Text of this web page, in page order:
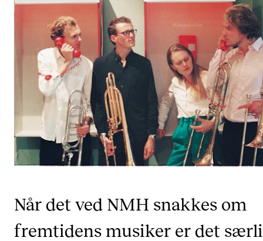
Årsstudium og videreutdanning
Etterutdanning og kurs
Talentutvikling
STUDENTLIV
Søknad og opptak
Biblioteket
Fagmiljøer
Studentutvalet SUT (student.nmh.no)
Når det ved NMH snakkes om
fremtidens musiker er det